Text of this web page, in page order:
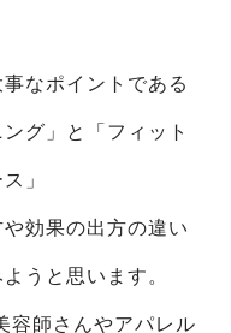
なポイントである
グ」と「フィット
」
効果の出方の違い
うと思います。
容師さんやアパレル